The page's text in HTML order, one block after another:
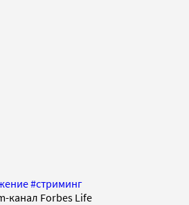
#стриминг
канал Forbes Life